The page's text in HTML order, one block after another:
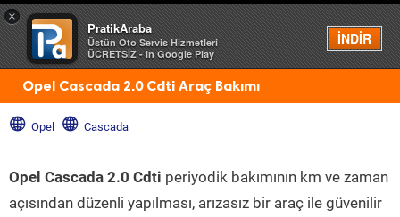
×
PratikAraba
Üstün Oto Servis Hizmetleri
ÜCRETSİZ - In Google Play
İNDİR
Menü
Opel Cascada 2.0 Cdti Araç Bakımı
Opel Cascada
Opel Cascada 2.0 Cdti periyodik bakımının km ve zaman
açısından düzenli yapılması, arızasız bir araç ile güvenilir